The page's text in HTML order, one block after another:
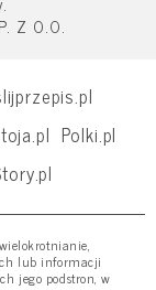
Z O.O.
Polki.pl
lub informacji
jego podstron, w